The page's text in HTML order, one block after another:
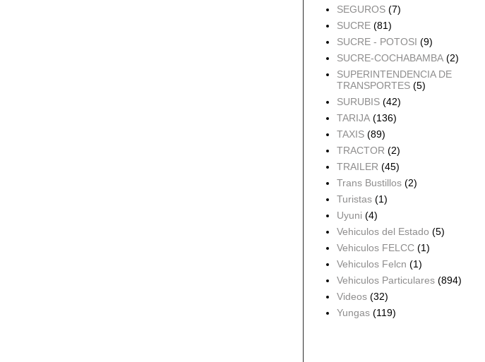
SEGUROS (7)
SUCRE (81)
SUCRE - POTOSI (9)
SUCRE-COCHABAMBA (2)
SUPERINTENDENCIA DE
TRANSPORTES (5)
SURUBIS (42)
TARIJA (136)
TAXIS (89)
TRACTOR (2)
TRAILER (45)
Trans Bustillos (2)
Turistas (1)
Uyuni (4)
Vehiculos del Estado (5)
Vehiculos FELCC (1)
Vehiculos Felcn (1)
Vehiculos Particulares (894)
Videos (32)
Yungas (119)